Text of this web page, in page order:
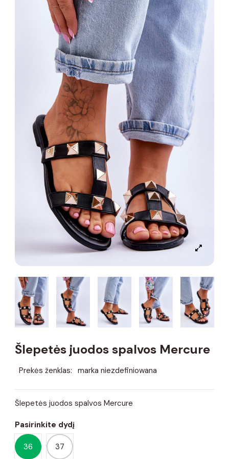
Šlepetės juodos spalvos Mercure
Prekės ženklas: marka niezdefiniowana
Šlepetės juodos spalvos Mercure
Pasirinkite dydį
36 37